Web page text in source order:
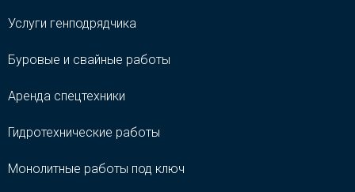
Услуги генподрядчика
Буровые и свайные работы
Аренда спецтехники
Гидротехнические работы
Монолитные работы под ключ